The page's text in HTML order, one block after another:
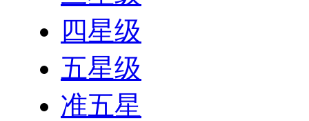
四星级
五星级
准五星